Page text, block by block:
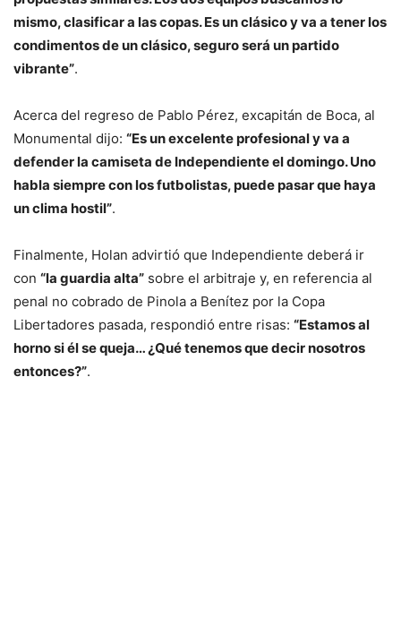
mismo, clasificar a las copas. Es un clásico y va a tener los
condimentos de un clásico, seguro será un partido
vibrante”.
Acerca del regreso de Pablo Pérez, excapitán de Boca, al
Monumental dijo: “Es un excelente profesional y va a
defender la camiseta de Independiente el domingo. Uno
habla siempre con los futbolistas, puede pasar que haya
un clima hostil”.
Finalmente, Holan advirtió que Independiente deberá ir
con “la guardia alta” sobre el arbitraje y, en referencia al
penal no cobrado de Pinola a Benítez por la Copa
Libertadores pasada, respondió entre risas: “Estamos al
horno si él se queja… ¿Qué tenemos que decir nosotros
entonces?”.